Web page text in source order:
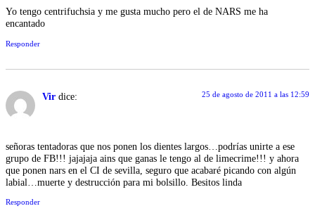
Yo tengo centrifuchsia y me gusta mucho pero el de NARS me ha
encantado
Responder
Vir dice: 25 de agosto de 2011 a las 12:59
señoras tentadoras que nos ponen los dientes largos…podrías unirte a ese
grupo de FB!!! jajajaja ains que ganas le tengo al de limecrime!!! y ahora
que ponen nars en el CI de sevilla, seguro que acabaré picando con algún
labial…muerte y destrucción para mi bolsillo. Besitos linda
Responder